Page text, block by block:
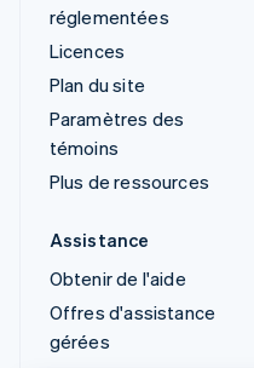
réglementées
Licences
Plan du site
Paramètres des
témoins
Plus de ressources
Assistance
Obtenir de l'aide
Offres d'assistance
gérées